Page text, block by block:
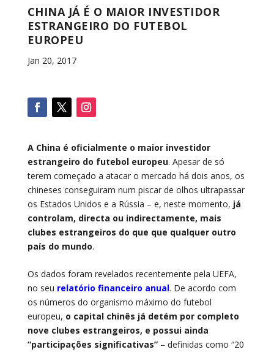
CHINA JÁ É O MAIOR INVESTIDOR
ESTRANGEIRO DO FUTEBOL
EUROPEU
Jan 20, 2017
A China é oficialmente o maior investidor
estrangeiro do futebol europeu. Apesar de só
terem começado a atacar o mercado há dois anos, os
chineses conseguiram num piscar de olhos ultrapassar
os Estados Unidos e a Rússia – e, neste momento, já
controlam, directa ou indirectamente, mais
clubes estrangeiros do que que qualquer outro
país do mundo.
Os dados foram revelados recentemente pela UEFA,
no seu relatório financeiro anual. De acordo com
os números do organismo máximo do futebol
europeu, o capital chinês já detém por completo
nove clubes estrangeiros, e possui ainda
“participações significativas”– definidas como “20